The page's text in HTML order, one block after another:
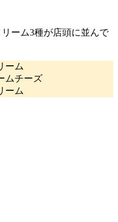
ーム3種が店頭に並んで
ーム
ムチーズ
ーム